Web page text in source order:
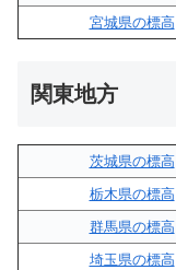
宮城県の標高
関東地方
茨城県の標高
栃木県の標高
群馬県の標高
埼玉県の標高